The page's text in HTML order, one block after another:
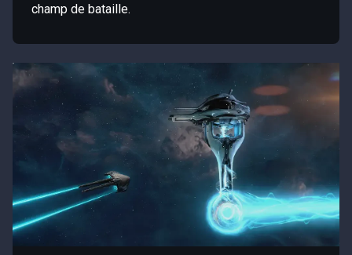
champ de bataille.